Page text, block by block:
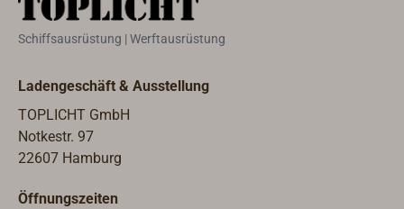
Schiffsausrüstung | Werftausrüstung
Ladengeschäft & Ausstellung
TOPLICHT GmbH
Notkestr. 97
22607 Hamburg
Öffnungszeiten